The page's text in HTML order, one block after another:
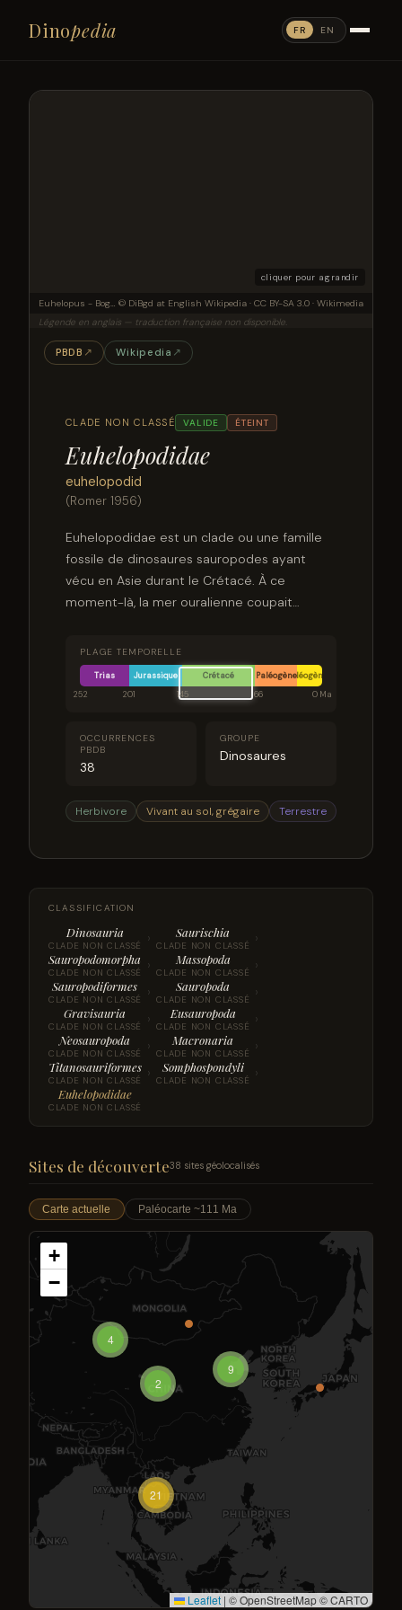
Dinopedia FR EN
CLADE NON CLASSÉ VALIDE ÉTEINT
Euhelopodidae
euhelopodid
(Romer 1956)
Euhelopodidae est un clade ou une famille
fossile de dinosaures sauropodes ayant
vécu en Asie durant le Crétacé. À ce
moment-là, la mer ouralienne coupait
époque.
PLAGE TEMPORELLE
Trias Jurassique Crétacé PaléogèneNéogène
252
201 145 66 0 Ma
OCCURRENCES
PBDB
38
GROUPE
Dinosaures
Herbivore Vivant au sol, grégaire Terrestre
cliquer pour agrandir
Euhelopus - Bogdanov © DiBgd at English Wikipedia · CC BY-SA 3.0 · Wikimedia
Légende en anglais — traduction française non disponible.
PBDB ↗ Wikipedia ↗
CLASSIFICATION
Dinosauria
CLADE NON CLASSÉ › Saurischia
CLADE NON CLASSÉ ›
Sauropodomorpha
CLADE NON CLASSÉ › Massopoda
CLADE NON CLASSÉ ›
Sauropodiformes
CLADE NON CLASSÉ › Sauropoda
CLADE NON CLASSÉ ›
Gravisauria
CLADE NON CLASSÉ › Eusauropoda
CLADE NON CLASSÉ ›
Neosauropoda
CLADE NON CLASSÉ › Macronaria
CLADE NON CLASSÉ ›
Titanosauriformes
CLADE NON CLASSÉ › Somphospondyli
CLADE NON CLASSÉ ›
Euhelopodidae
CLADE NON CLASSÉ
Sites de découverte38 sites géolocalisés
Carte actuelle Paléocarte ~111 Ma
4
2
9
21
+
−
Leaflet | © OpenStreetMap © CARTO